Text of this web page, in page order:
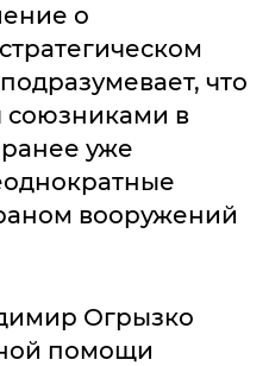
о
что
союзниками в
уже
вооружений
Огрызко
помощи